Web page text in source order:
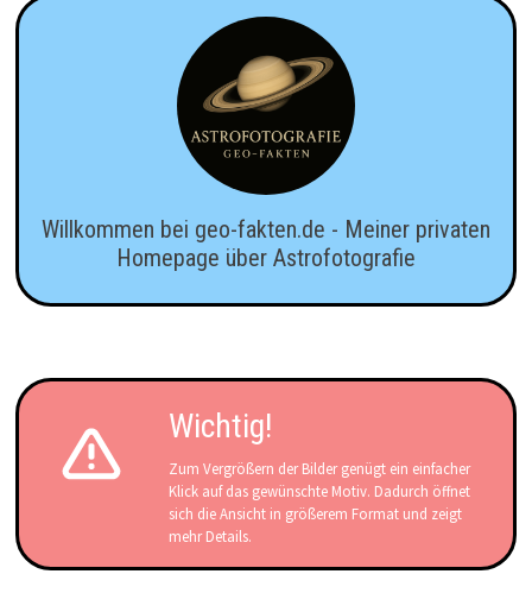
Willkommen bei geo-fakten.de - Meiner privaten
Homepage über Astrofotografie
Wichtig!
Zum Vergrößern der Bilder genügt ein einfacher
Klick auf das gewünschte Motiv. Dadurch öffnet
sich die Ansicht in größerem Format und zeigt
mehr Details.